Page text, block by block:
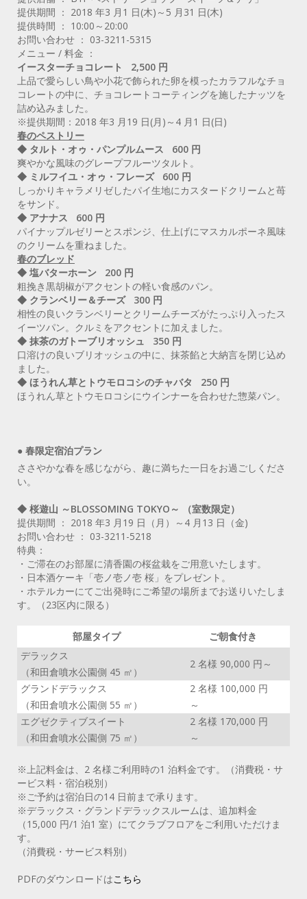
提供期間 ： 2018 年3 月1 日(木)～5 月31 日(木)
提供時間 ： 10:00～20:00
お問い合わせ ： 03-3211-5315
メニュー / 料金 ：
イースターチョコレート 2,500 円
上品で愛らしい鳥や小花で飾られた卵を模ったカラフルなチョ
コレートの中に、チョコレートコーティングを施したナッツを
詰め込みました。
※提供期間：2018 年3 月19 日(月)～4 月1 日(日)
春のペストリー
◆ タルト・オゥ・パンプルムース 600 円
爽やかな風味のグレープフルーツタルト。
◆ ミルフイユ・オゥ・フレーズ 600 円
しっかりキャラメリゼしたパイ生地にカスタードクリームと苺
をサンド。
◆ アナナス 600 円
パイナップルゼリーとスポンジ、仕上げにマスカルポーネ風味
のクリームを重ねました。
春のブレッド
◆ 塩バターホーン 200 円
粗挽き黒胡椒がアクセントの軽い食感のパン。
◆ クランベリー＆チーズ 300 円
相性の良いクランベリーとクリームチーズがたっぷり入ったス
イーツパン。クルミをアクセントに加えました。
◆ 抹茶のガトーブリオッシュ 350 円
口溶けの良いブリオッシュの中に、抹茶餡と大納言を閉じ込め
ました。
◆ ほうれん草とトウモロコシのチャバタ 250 円
ほうれん草とトウモロコシにウインナーを合わせた惣菜パン。
● 春限定宿泊プラン
ささやかな春を感じながら、趣に満ちた一日をお過ごしくださ
い。
◆ 桜遊山 ～BLOSSOMING TOKYO～ （室数限定）
提供期間 ： 2018 年3 月19 日（月）～4 月13 日（金)
お問い合わせ ： 03-3211-5218
特典：
・ご滞在のお部屋に清香園の桜盆栽をご用意いたします。
・日本酒ケーキ「壱ノ壱ノ壱 桜」をプレゼント。
・ホテルカーにてご出発時にご希望の場所までお送りいたしま
す。（23区内に限る）
部屋タイプ
ご朝食付き
デラックス
（和田倉噴水公園側 45 ㎡）
2 名様 90,000 円～
グランドデラックス
（和田倉噴水公園側 55 ㎡）
2 名様 100,000 円
～
エグゼクティブスイート
（和田倉噴水公園側 75 ㎡）
2 名様 170,000 円
～
※上記料金は、2 名様ご利用時の1 泊料金です。（消費税・サ
ービス料・宿泊税別）
※ご予約は宿泊日の14 日前まで承ります。
※デラックス・グランドデラックスルームは、追加料金
（15,000 円/1 泊1 室）にてクラブフロアをご利用いただけま
す。
（消費税・サービス料別）
PDFのダウンロードはこちら